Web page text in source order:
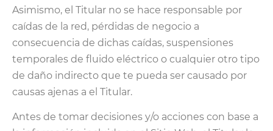
Asimismo, el Titular no se hace responsable por
caídas de la red, pérdidas de negocio a
consecuencia de dichas caídas, suspensiones
temporales de fluido eléctrico o cualquier otro tipo
de daño indirecto que te pueda ser causado por
causas ajenas a el Titular.
Antes de tomar decisiones y/o acciones con base a